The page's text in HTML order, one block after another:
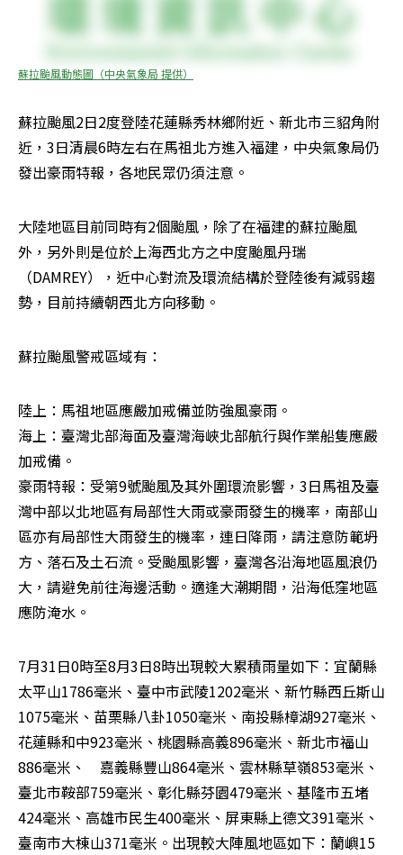
蘇拉颱風動態圖（中央氣象局 提供）
蘇拉颱風2日2度登陸花蓮縣秀林鄉附近、新北市三貂角附
近，3日清晨6時左右在馬祖北方進入福建，中央氣象局仍
發出豪雨特報，各地民眾仍須注意。
大陸地區目前同時有2個颱風，除了在福建的蘇拉颱風
外，另外則是位於上海西北方之中度颱風丹瑞
（DAMREY），近中心對流及環流結構於登陸後有減弱趨
勢，目前持續朝西北方向移動。
蘇拉颱風警戒區域有：
陸上：馬祖地區應嚴加戒備並防強風豪雨。
海上：臺灣北部海面及臺灣海峽北部航行與作業船隻應嚴
加戒備。
豪雨特報：受第9號颱風及其外圍環流影響，3日馬祖及臺
灣中部以北地區有局部性大雨或豪雨發生的機率，南部山
區亦有局部性大雨發生的機率，連日降雨，請注意防範坍
方、落石及土石流。受颱風影響，臺灣各沿海地區風浪仍
大，請避免前往海邊活動。適逢大潮期間，沿海低窪地區
應防淹水。
7月31日0時至8月3日8時出現較大累積雨量如下：宜蘭縣
太平山1786毫米、臺中市武陵1202毫米、新竹縣西丘斯山
1075毫米、苗栗縣八卦1050毫米、南投縣樟湖927毫米、
花蓮縣和中923毫米、桃園縣高義896毫米、新北市福山
886毫米、　嘉義縣豐山864毫米、雲林縣草嶺853毫米、
臺北市鞍部759毫米、彰化縣芬園479毫米、基隆市五堵
424毫米、高雄市民生400毫米、屏東縣上德文391毫米、
臺南市大棟山371毫米。出現較大陣風地區如下：蘭嶼15